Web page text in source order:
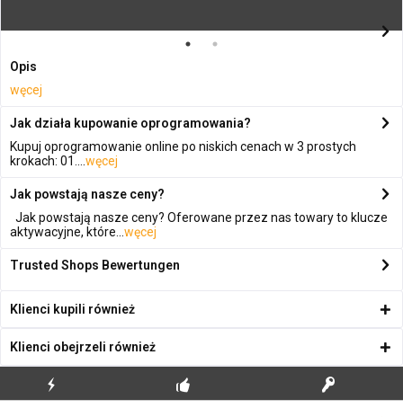
Opis
węcej
Jak działa kupowanie oprogramowania?
Kupuj oprogramowanie online po niskich cenach w 3 prostych
krokach: 01.... węcej
Jak powstają nasze ceny?
Jak powstają nasze ceny? Oferowane przez nas towary to klucze
aktywacyjne, które... węcej
Trusted Shops Bewertungen
Klienci kupili również
Klienci obejrzeli również